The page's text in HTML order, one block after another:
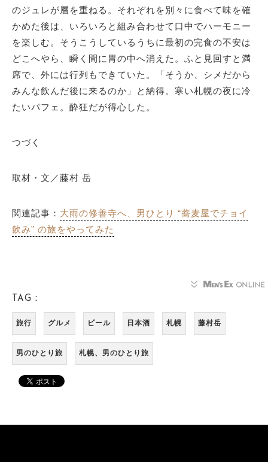
のジュレが層を重ねる。それぞれを別々に食べて味を確
かめた後は、いろいろと組み合わせて口中でハーモニー
を楽しむ。そうこうしているうちに最初の完食の不安は
どこへやら、瞬く間に胃の中へ消えた。ふと見回すと満
席で、外には行列もできていた。「そうか、シメだから
みんな飲んだ後に来るのか」と納得。寒い札幌の夜に冷
たいパフェ。酔狂だが得心した。
つづく
取材・文／藤村 岳
関連記事： 大雨の修善寺へ、男ひとり “蕎麦屋でチョイ
飲み” の旅をやってみた
TAG：
旅行 グルメ ビール 日本酒 札幌 藤村岳
男のひとり旅 札幌、男のひとり旅